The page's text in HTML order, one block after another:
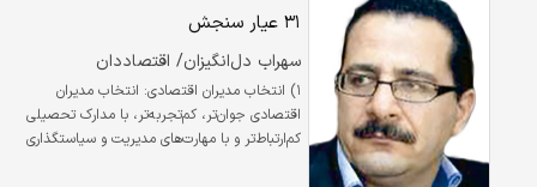
۳۱ عیار سنجش
سهراب دل‏‏‌انگیزان/ اقتصاددان
۱) انتخاب مدیران اقتصادی: انتخاب مدیران
اقتصادی جوان‌تر، کم‌تجربه‌تر، با مدارک تحصیلی
کم‌ارتباط‌‌‌تر و با مهارت‌‌‌های مدیریت و سیاستگذاری